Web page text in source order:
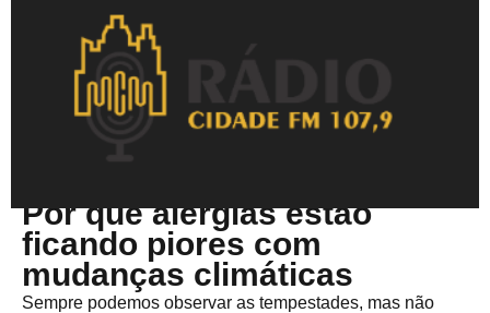
Por que alergias estão
ficando piores com
mudanças climáticas
Sempre podemos observar as tempestades, mas não